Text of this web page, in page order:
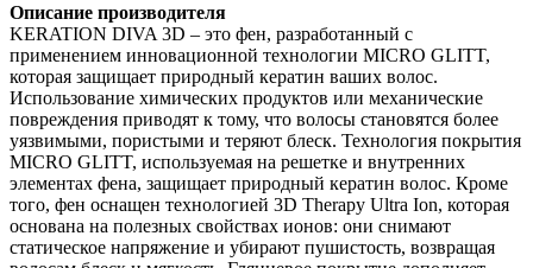
Описание производителя
KERATION DIVA 3D – это фен, разработанный с
применением инновационной технологии MICRO GLITT,
которая защищает природный кератин ваших волос.
Использование химических продуктов или механические
повреждения приводят к тому, что волосы становятся более
уязвимыми, пористыми и теряют блеск. Технология покрытия
MICRO GLITT, используемая на решетке и внутренних
элементах фена, защищает природный кератин волос. Кроме
того, фен оснащен технологией 3D Therapy Ultra Ion, которая
основана на полезных свойствах ионов: они снимают
статическое напряжение и убирают пушистость, возвращая